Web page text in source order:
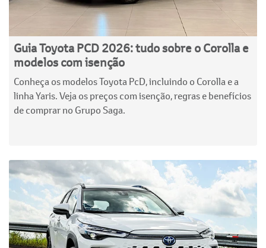
Guia Toyota PCD 2026: tudo sobre o Corolla e
modelos com isenção
Conheça os modelos Toyota PcD, incluindo o Corolla e a
linha Yaris. Veja os preços com isenção, regras e benefícios
de comprar no Grupo Saga.